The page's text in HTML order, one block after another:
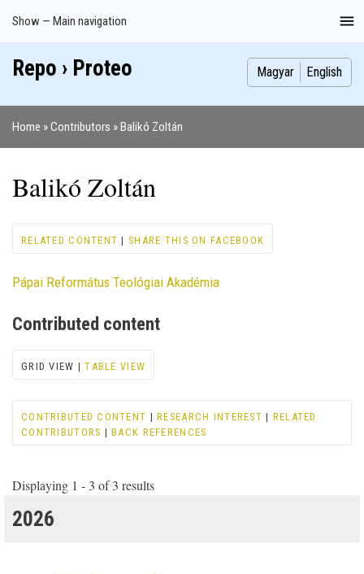
Main
navigation
Show — Main navigation
Index
Publications
Theses
Images
Contributors
Repo › Proteo Magyar English
Home Contributors Balikó Zoltán
Balikó Zoltán
RELATED CONTENT | SHARE THIS ON FACEBOOK
Pápai Református Teológiai Akadémia
Contributed content
GRID VIEW |TABLE VIEW
CONTRIBUTED CONTENT |RESEARCH INTEREST | RELATED
CONTRIBUTORS |BACK REFERENCES
Displaying 1 - 3 of 3 results
2026